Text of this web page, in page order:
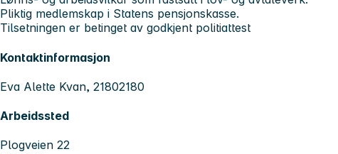
Pliktig medlemskap i Statens pensjonskasse.
Tilsetningen er betinget av godkjent politiattest
Kontaktinformasjon
Eva Alette Kvan, 21802180
Arbeidssted
Plogveien 22